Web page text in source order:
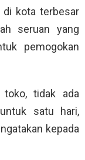
di kota terbesar
seruan yang
pemogokan
toko, tidak ada
satu hari,
kepada